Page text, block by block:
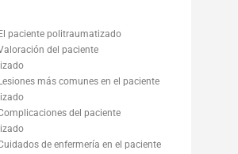
El paciente politraumatizado
del paciente
Lesiones más comunes en el paciente
del paciente
de enfermería en el paciente